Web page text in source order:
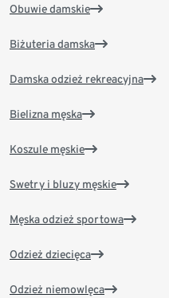
Obuwie damskie
Biżuteria damska
Damska odzież rekreacyjna
Bielizna męska
Koszule męskie
Swetry i bluzy męskie
Męska odzież sportowa
Odzież dziecięca
Odzież niemowlęca